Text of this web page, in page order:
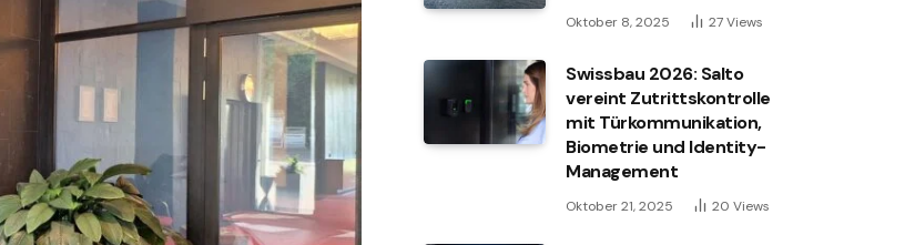
Oktober 8, 2025 27Views
Swissbau 2026: Salto
vereint Zutrittskontrolle
mit Türkommunikation,
Biometrie und Identity-
Management
Oktober 21, 2025 20 Views